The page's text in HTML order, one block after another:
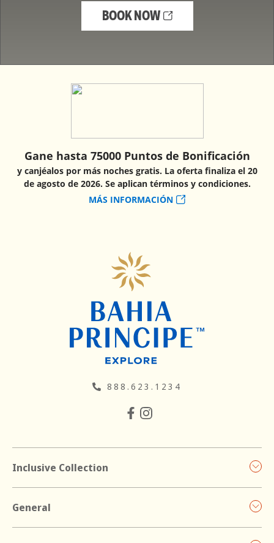
BOOK NOW
Gane hasta 75000 Puntos de Bonificación
y canjéalos por más noches gratis. La oferta finaliza el 20
de agosto de 2026. Se aplican términos y condiciones.
MÁS INFORMACIÓN
888.623.1234
Inclusive Collection
General